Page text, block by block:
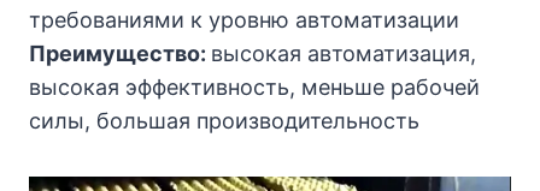
требованиями к уровню автоматизации
Преимущество: высокая автоматизация,
высокая эффективность, меньше рабочей
силы, большая производительность